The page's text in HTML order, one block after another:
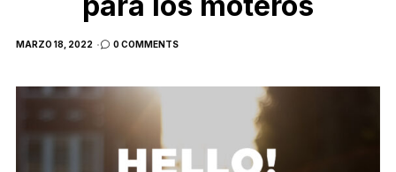
POSTED
MARZO 18, 2022 0 COMMENTS